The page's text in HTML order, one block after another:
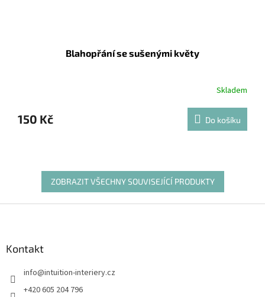
Blahopřání se sušenými květy
Skladem
150 Kč Do košíku
ZOBRAZIT VŠECHNY SOUVISEJÍCÍ PRODUKTY
Kontakt
info@intuition-interiery.cz
+420 605 204 796